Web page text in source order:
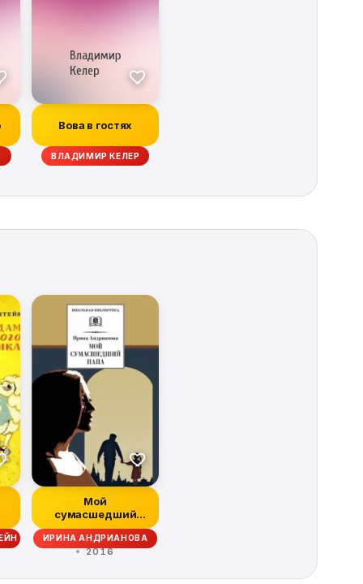
Вова в гостях
ВЛАДИМИР КЕЛЕР
Мой
сумасшедший
папа
ИРИНА АНДРИАНОВА
2016